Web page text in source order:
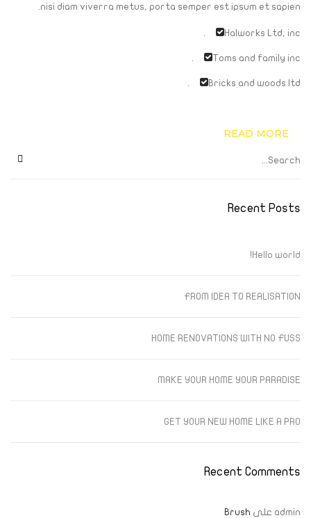
nisi diam viverra metus, porta semper est ipsum et sapien.
Halworks Ltd, inc.
Toms and family inc.
Bricks and woods ltd.
READ MORE
Recent Posts
Hello world!
FROM IDEA TO REALISATION
HOME RENOVATIONS WITH NO FUSS
MAKE YOUR HOME YOUR PARADISE
GET YOUR NEW HOME LIKE A PRO
Recent Comments
admin على Brush